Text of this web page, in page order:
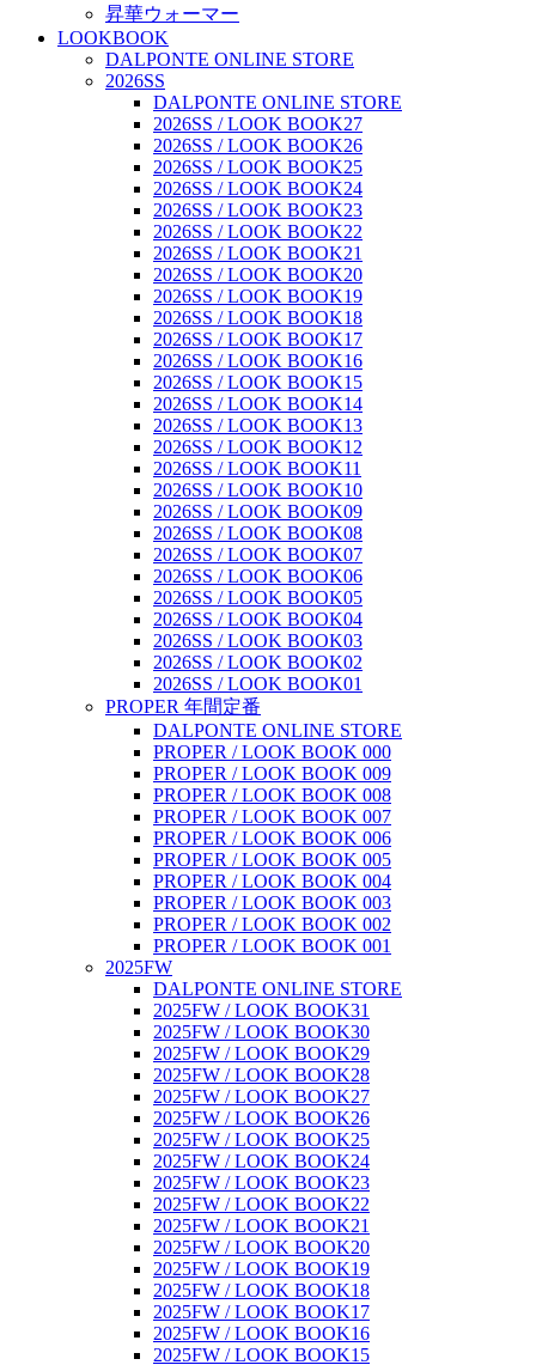
昇華ウォーマー
LOOKBOOK
DALPONTE ONLINE STORE
2026SS
DALPONTE ONLINE STORE
2026SS / LOOK BOOK27
2026SS / LOOK BOOK26
2026SS / LOOK BOOK25
2026SS / LOOK BOOK24
2026SS / LOOK BOOK23
2026SS / LOOK BOOK22
2026SS / LOOK BOOK21
2026SS / LOOK BOOK20
2026SS / LOOK BOOK19
2026SS / LOOK BOOK18
2026SS / LOOK BOOK17
2026SS / LOOK BOOK16
2026SS / LOOK BOOK15
2026SS / LOOK BOOK14
2026SS / LOOK BOOK13
2026SS / LOOK BOOK12
2026SS / LOOK BOOK11
2026SS / LOOK BOOK10
2026SS / LOOK BOOK09
2026SS / LOOK BOOK08
2026SS / LOOK BOOK07
2026SS / LOOK BOOK06
2026SS / LOOK BOOK05
2026SS / LOOK BOOK04
2026SS / LOOK BOOK03
2026SS / LOOK BOOK02
2026SS / LOOK BOOK01
PROPER 年間定番
DALPONTE ONLINE STORE
PROPER / LOOK BOOK 000
PROPER / LOOK BOOK 009
PROPER / LOOK BOOK 008
PROPER / LOOK BOOK 007
PROPER / LOOK BOOK 006
PROPER / LOOK BOOK 005
PROPER / LOOK BOOK 004
PROPER / LOOK BOOK 003
PROPER / LOOK BOOK 002
PROPER / LOOK BOOK 001
2025FW
DALPONTE ONLINE STORE
2025FW / LOOK BOOK31
2025FW / LOOK BOOK30
2025FW / LOOK BOOK29
2025FW / LOOK BOOK28
2025FW / LOOK BOOK27
2025FW / LOOK BOOK26
2025FW / LOOK BOOK25
2025FW / LOOK BOOK24
2025FW / LOOK BOOK23
2025FW / LOOK BOOK22
2025FW / LOOK BOOK21
2025FW / LOOK BOOK20
2025FW / LOOK BOOK19
2025FW / LOOK BOOK18
2025FW / LOOK BOOK17
2025FW / LOOK BOOK16
2025FW / LOOK BOOK15